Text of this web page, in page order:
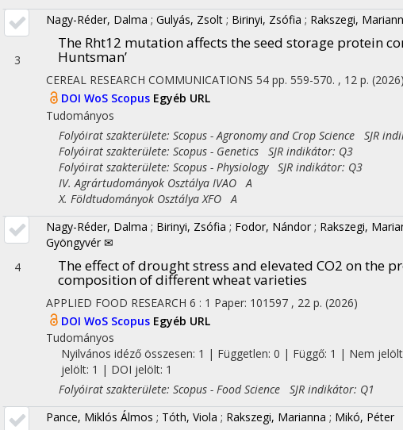
3
Nagy-Réder, Dalma ; Gulyás, Zsolt ; Birinyi, Zsófia ; Rakszegi,
The Rht12 mutation affects the seed storage protein
Huntsman’
CEREAL RESEARCH COMMUNICATIONS 54 pp. 559-570. , 12 p. (2026)
DOI WoS Scopus Egyéb URL
Tudományos
Folyóirat szakterülete: Scopus - Agronomy and Crop Science SJR
Folyóirat szakterülete: Scopus - Genetics SJR indikátor: Q3
Folyóirat szakterülete: Scopus - Physiology SJR indikátor: Q3
IV. Agrártudományok Osztálya IVAO A
X. Földtudományok Osztálya XFO A
4
Nagy-Réder, Dalma ; Birinyi, Zsófia ; Fodor, Nándor ; Rakszegi,
Gyöngyvér ✉
The effect of drought stress and elevated CO2 on the
composition of different wheat varieties
APPLIED FOOD RESEARCH 6 : 1 Paper: 101597 , 22 p. (2026)
DOI WoS Scopus Egyéb URL
Tudományos
Nyilvános idéző összesen: 1 | Független: 0 | Függő: 1 | Nem
jelölt: 1 | DOI jelölt: 1
Folyóirat szakterülete: Scopus - Food Science SJR indikátor: Q1
Pance, Miklós Álmos ; Tóth, Viola ; Rakszegi, Marianna ; Mikó, Péter